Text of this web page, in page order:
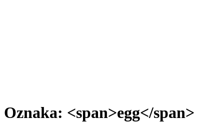
Oznaka: <span>egg</span>